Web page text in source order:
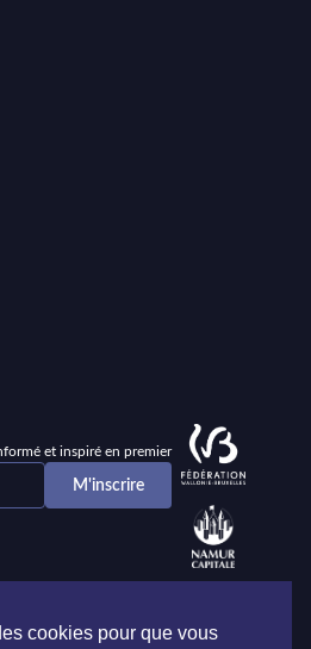
et inspiré en premier
cookies pour que vous